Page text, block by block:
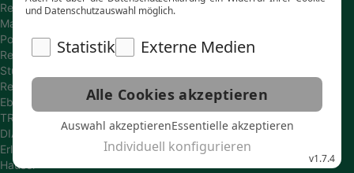
Reisen
Marco
Polo
Reisen
Studiosus
Reisen
Eberhardt
TRAVEL
DIAMIR
Erlebnisreisen
Hauser